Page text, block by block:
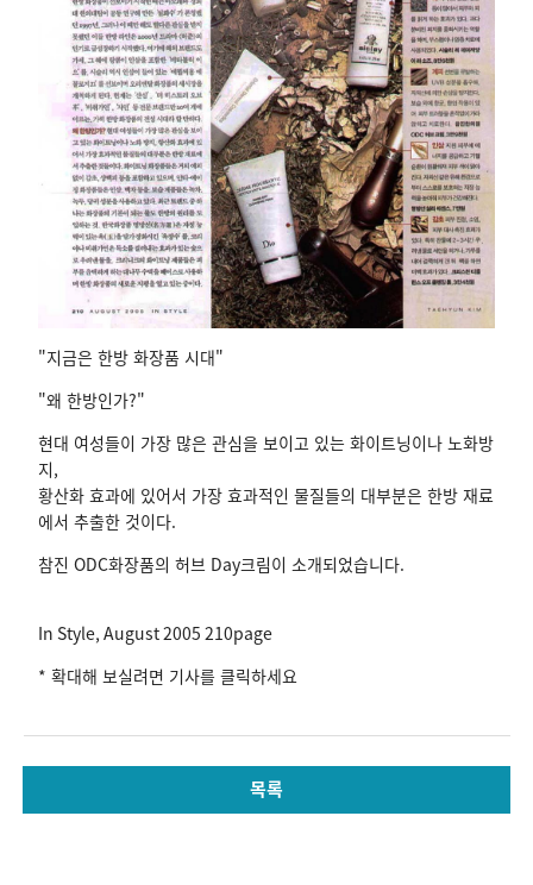
"지금은 한방 화장품 시대"
"왜 한방인가?"
현대 여성들이 가장 많은 관심을 보이고 있는 화이트닝이나 노화방
지,
황산화 효과에 있어서 가장 효과적인 물질들의 대부분은 한방 재료
에서 추출한 것이다.
참진 ODC화장품의 허브 Day크림이 소개되었습니다.
In Style, August 2005 210page
* 확대해 보실려면 기사를 클릭하세요
목록